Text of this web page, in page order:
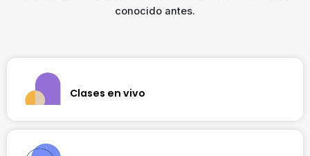
conocido antes.
Clases en vivo
de ideas en tiempo real con el profesor y profesionales de